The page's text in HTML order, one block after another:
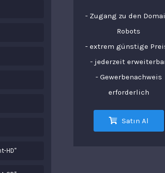
HD"
- Zugang zu den
Robots
- extrem günstige
- jederzeit
- Gewerbenachweis
erforderlich
Satın Al